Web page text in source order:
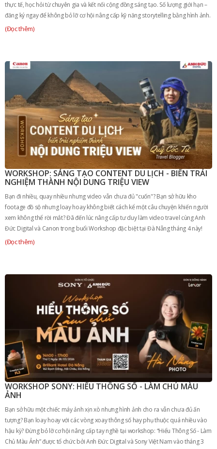
thực tế, học hỏi từ chuyên gia và kết nối cộng đồng sáng tạo. Số lượng giới hạn –
đăng ký ngay để không bỏ lỡ cơ hội nâng cấp kỹ năng storytelling bằng hình ảnh.
(Đọc thêm)
WORKSHOP: SÁNG TẠO CONTENT DU LỊCH - BIẾN TRẢI
NGHIỆM THÀNH NỘI DUNG TRIỆU VIEW
Bạn đi nhiều, quay nhiều nhưng video vẫn chưa đủ "cuốn"? Bạn sở hữu kho
footage đồ sộ nhưng loay hoay không biết cách kể một câu chuyện khiến người
xem không thể rời mắt? Đã đến lúc nâng cấp tư duy làm video travel cùng Anh
Đức Digital và Canon trong buổi Workshop đặc biệt tại Đà Nẵng tháng 4 này!
(Đọc thêm)
WORKSHOP SONY: HIỂU THÔNG SỐ - LÀM CHỦ MÀU
ẢNH
Bạn sở hữu một chiếc máy ảnh xịn xò nhưng hình ảnh cho ra vẫn chưa đủ ấn
tượng? Bạn loay hoay với các vòng xoay thông số hay phụ thuộc quá nhiều vào
hậu kỳ? Đừng bỏ lỡ cơ hội nâng cấp tay nghề tại workshop: “Hiểu Thông Số - Làm
Chủ Màu Ảnh” được tổ chức bởi Anh Đức Digital và Sony Việt Nam vào tháng 3